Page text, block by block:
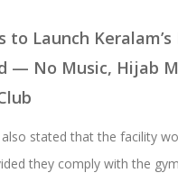
to Launch
— No Music, Hijab
stated that the facility
they comply with the